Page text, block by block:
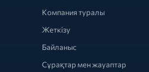
Компания туралы
Жеткізу
Байланыс
Сұрақтар мен жауаптар